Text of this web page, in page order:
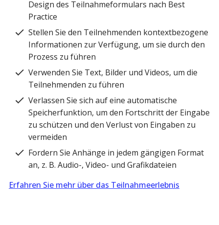
Design des Teilnahmeformulars nach Best
Practice
Stellen Sie den Teilnehmenden kontextbezogene
Informationen zur Verfügung, um sie durch den
Prozess zu führen
Verwenden Sie Text, Bilder und Videos, um die
Teilnehmenden zu führen
Verlassen Sie sich auf eine automatische
Speicherfunktion, um den Fortschritt der Eingabe
zu schützen und den Verlust von Eingaben zu
vermeiden
Fordern Sie Anhänge in jedem gängigen Format
an, z. B. Audio-, Video- und Grafikdateien
Erfahren Sie mehr über das Teilnahmeerlebnis